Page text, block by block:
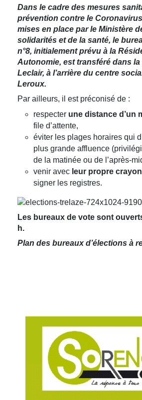
Dans le cadre des mesures
prévention contre le
mises en place par le Ministère
solidarités et de la santé, le
n°8, initialement prévu à la
Autonomie, est transféré dans la
Leclair, à l’arrière du centre
Leroux.
Par ailleurs, il est préconisé de :
respecter une distance d’un
file d’attente,
éviter les plages horaires qui
plus grande affluence
de la matinée ou de l’après-
venir avec leur propre
signer les registres.
Les bureaux de vote sont
h.
Plan des bureaux d’élections à